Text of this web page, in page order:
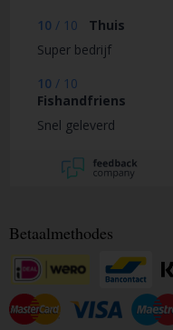
10 / 10
Thuis
Super bedrijf
10 / 10
Fishandfriens
Snel geleverd
Betaalmethodes